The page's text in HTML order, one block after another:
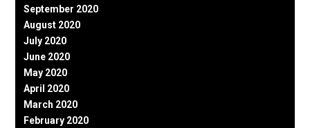
September 2020
August 2020
July 2020
June 2020
May 2020
April 2020
March 2020
February 2020